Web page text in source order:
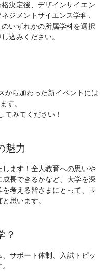
決定後、デザインサイエン
ジメントサイエンス学科、
いずれかの所属学科を選択
込みください。
から加わった新イベントには
す。
てみてください！
魅力
ます！全人教育への思いや
長できるかなど、大学を深
考える皆さまにとって、玉
思います。
？
サポート体制、入試トピッ